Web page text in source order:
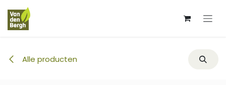
Overslaan naar inhoud
Alle producten